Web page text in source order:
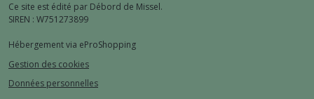
Ce site est édité par Débord de Missel.
SIREN : W751273899
Hébergement via eProShopping
Gestion des cookies
Données personnelles